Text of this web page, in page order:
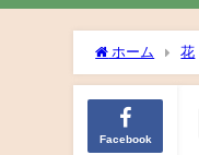
ホーム 花
Facebook